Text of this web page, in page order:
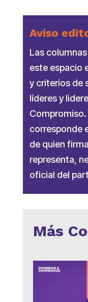
Aviso
Las
este espacio
y criterios de
líderes y
corresponde
de quien
representa,
oficial del
Más